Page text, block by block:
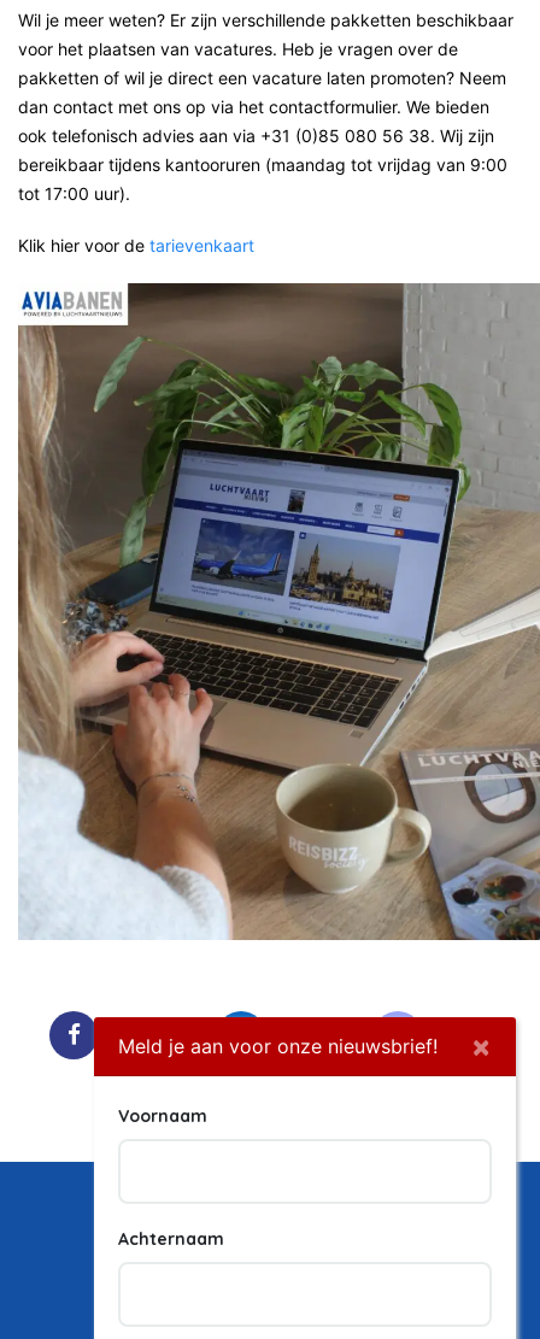
Wil je meer weten? Er zijn verschillende pakketten beschikbaar
voor het plaatsen van vacatures. Heb je vragen over de
pakketten of wil je direct een vacature laten promoten? Neem
dan contact met ons op via het contactformulier. We bieden
ook telefonisch advies aan via +31 (0)85 080 56 38. Wij zijn
bereikbaar tijdens kantooruren (maandag tot vrijdag van 9:00
tot 17:00 uur).
Klik hier voor de tarievenkaart
Facebook LinkedIn
Meld je aan voor onze nieuwsbrief! ×
Voornaam
Achternaam